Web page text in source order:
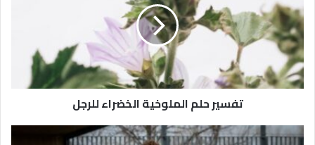
تفسير حلم الملوخية الخضراء للرجل